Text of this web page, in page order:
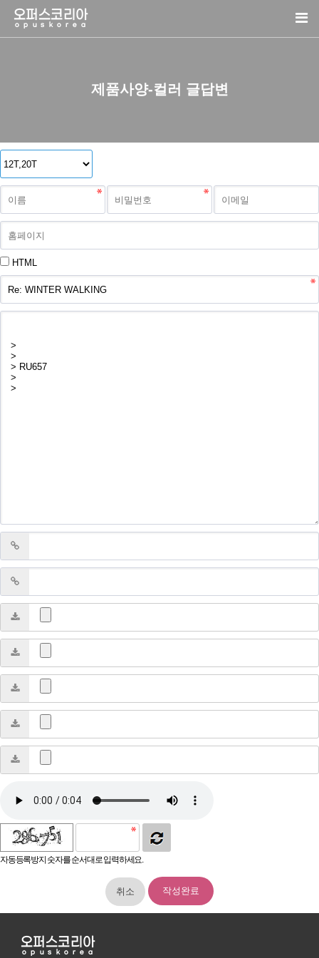
제품사양-컬러 글답변
HTML
자동등록방지 숫자를 순서대로 입력하세요.
취소